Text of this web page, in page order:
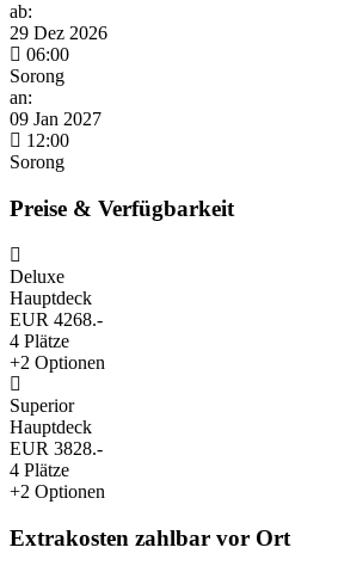
ab:
29 Dez 2026
06:00
Sorong
an:
09 Jan 2027
12:00
Sorong
Preise & Verfügbarkeit
Deluxe
Hauptdeck
EUR 4268.-
4 Plätze
+2 Optionen
Superior
Hauptdeck
EUR 3828.-
4 Plätze
+2 Optionen
Extrakosten zahlbar vor Ort